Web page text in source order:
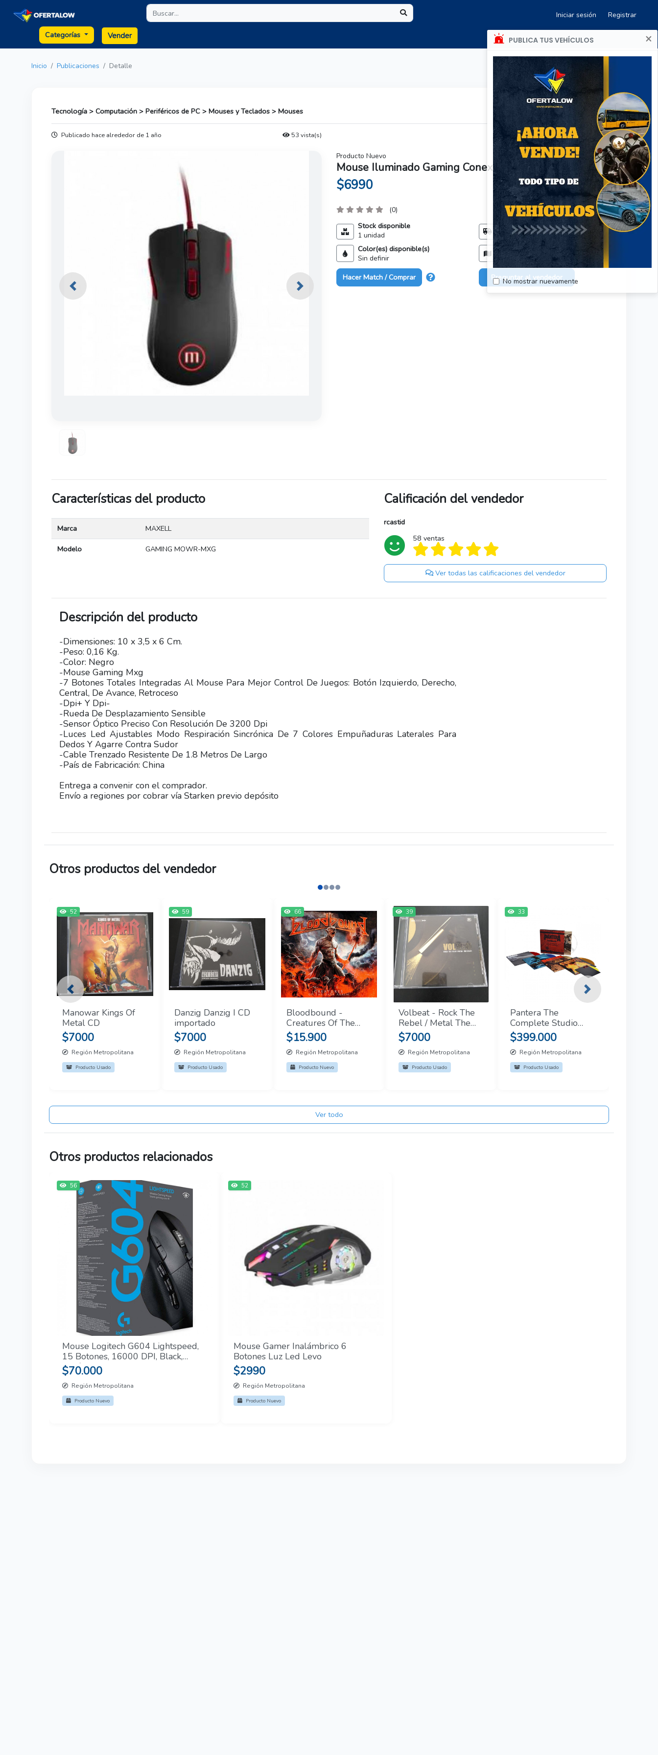
Iniciar sesión Registrar
Categorías Vender
Inicio Publicaciones Detalle
PUBLICA TUS VEHÍCULOS ×
No mostrar nuevamente
Tecnología > Computación > Periféricos de PC > Mouses y Teclados > Mouses
Publicado hace alrededor de 1 año 53 vista(s)
Previous Next
Producto Nuevo
Mouse Iluminado Gaming Conexión 7 Botones Maxell
$6990
(0)
Stock disponible
1 unidad
Método de entrega
Acordar con el comprador
Color(es) disponible(s)
Sin definir
Zonas de entrega
Todo el país, sin restriciones.
Hacer Match / Comprar Preguntar al vendedor
Características del producto
Marca MAXELL
Modelo GAMING MOWR-MXG
Calificación del vendedor
rcastid
58 ventas
Ver todas las calificaciones del vendedor
Descripción del producto
-Dimensiones: 10 x 3,5 x 6 Cm.
-Peso: 0,16 Kg.
-Color: Negro
-Mouse Gaming Mxg
-7 Botones Totales Integradas Al Mouse Para Mejor Control De Juegos: Botón Izquierdo, Derecho,
Central, De Avance, Retroceso
-Dpi+ Y Dpi-
-Rueda De Desplazamiento Sensible
-Sensor Óptico Preciso Con Resolución De 3200 Dpi
-Luces Led Ajustables Modo Respiración Sincrónica De 7 Colores Empuñaduras Laterales Para
Dedos Y Agarre Contra Sudor
-Cable Trenzado Resistente De 1.8 Metros De Largo
-País de Fabricación: China
Entrega a convenir con el comprador.
Envío a regiones por cobrar vía Starken previo depósito
Otros productos del vendedor
52
Manowar Kings Of
Metal CD
$7000
Región Metropolitana
Producto Usado
59
Danzig Danzig I CD
importado
$7000
Región Metropolitana
Producto Usado
66
Bloodbound -
Creatures Of The
Dark CD + DVD
$15.900
Región Metropolitana
Producto Nuevo
39
Volbeat - Rock The
Rebel / Metal The
Devil CD
$7000
Región Metropolitana
Producto Usado
33
Pantera The
Complete Studio
Albums: 1990-2000
5LP
$399.000
Región Metropolitana
Producto Usado
Previous Next
Ver todo
Otros productos relacionados
56
Mouse Logitech G604 Lightspeed,
15 Botones, 16000 DPI, Black,
Inalámbrico
$70.000
Región Metropolitana
Producto Nuevo
52
Mouse Gamer Inalámbrico 6
Botones Luz Led Levo
$2990
Región Metropolitana
Producto Nuevo